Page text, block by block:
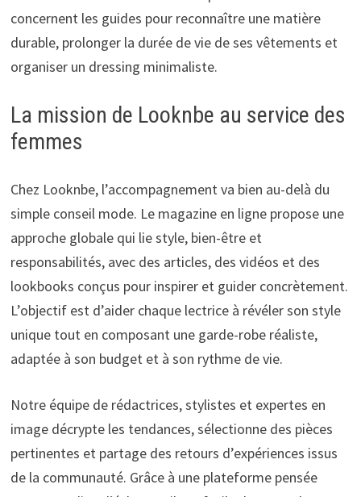
concernent les guides pour reconnaître une matière
durable, prolonger la durée de vie de ses vêtements et
organiser un dressing minimaliste.
La mission de Looknbe au service des
femmes
Chez Looknbe, l’accompagnement va bien au-delà du
simple conseil mode. Le magazine en ligne propose une
approche globale qui lie style, bien-être et
responsabilités, avec des articles, des vidéos et des
lookbooks conçus pour inspirer et guider concrètement.
L’objectif est d’aider chaque lectrice à révéler son style
unique tout en composant une garde-robe réaliste,
adaptée à son budget et à son rythme de vie.
Notre équipe de rédactrices, stylistes et expertes en
image décrypte les tendances, sélectionne des pièces
pertinentes et partage des retours d’expériences issus
de la communauté. Grâce à une plateforme pensée